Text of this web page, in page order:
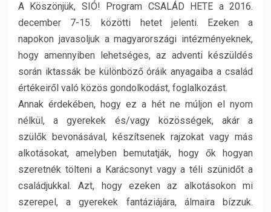
A Köszönjük, SIÓ! Program CSALÁD HETE a 2016.
december 7-15. közötti hetet jelenti. Ezeken a
napokon javasoljuk a magyarországi intézményeknek,
hogy amennyiben lehetséges, az adventi készüldés
során iktassák be különböző óráik anyagaiba a család
értékeiről való közös gondolkodást, foglalkozást.
Annak érdekében, hogy ez a hét ne múljon el nyom
nélkül, a gyerekek és/vagy közösségek, akár a
szülők bevonásával, készítsenek rajzokat vagy más
alkotásokat, amelyben bemutatják, hogy ők hogyan
szeretnék tölteni a Karácsonyt vagy a téli szünidőt a
családjukkal. Azt, hogy ezeken az alkotásokon mi
szerepel, a gyerekek fantáziájára, álmaira bízzuk.